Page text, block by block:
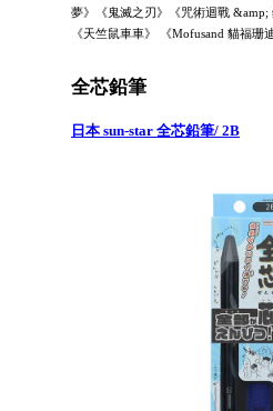
夢》《鬼滅之刃》《咒術迴戰 &amp;
《天竺鼠車車》 《Mofusand 貓福珊迪
全芯鉛筆
日本 sun-star 全芯鉛筆/ 2B